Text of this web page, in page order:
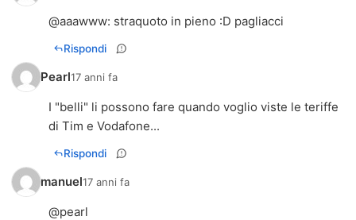
@aaawww: straquoto in pieno :D pagliacci
Rispondi
Pearl17 anni fa
I "belli" li possono fare quando voglio viste le teriffe
di Tim e Vodafone...
Rispondi
manuel17 anni fa
@pearl